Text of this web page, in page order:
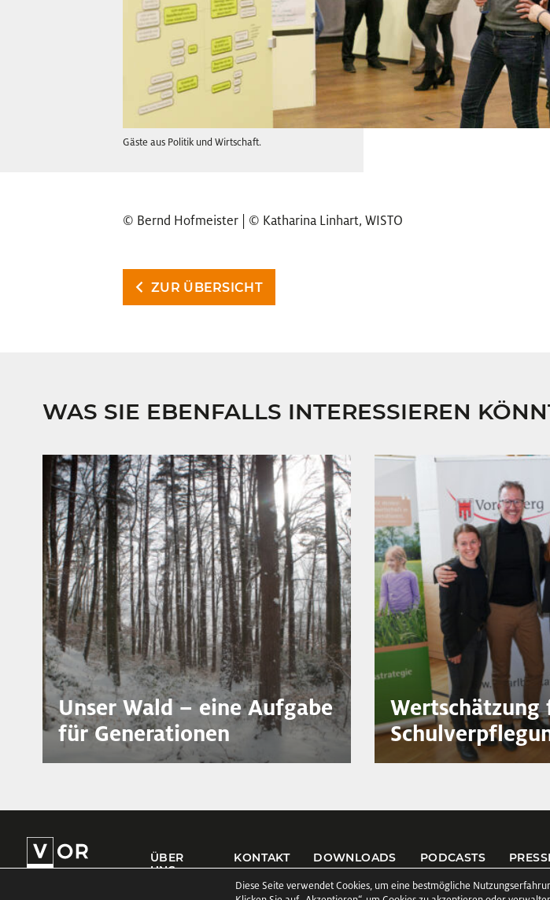
Gäste aus Politik und Wirtschaft.
© Bernd Hofmeister | © Katharina Linhart, WISTO
ZUR ÜBERSICHT
WAS SIE EBENFALLS INTERESSIEREN
Unser Wald – eine Aufgabe
für Generationen
Wertschätzung
ÜBER
UNS
KONTAKT DOWNLOADS PODCASTS
Diese Seite verwendet Cookies, um eine bestmögliche